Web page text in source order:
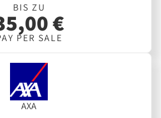
BIS ZU
€
PER SALE
AXA